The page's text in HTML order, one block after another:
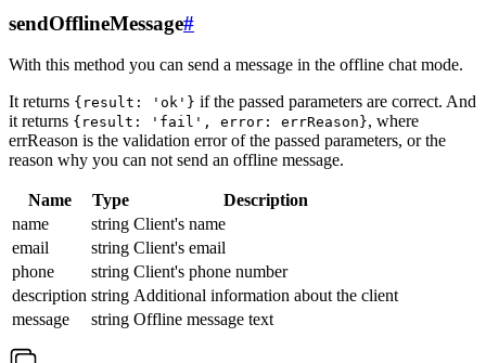
sendOfflineMessage#
With this method you can send a message in the offline chat mode.
It returns {result: 'ok'} if the passed parameters are correct. And
it returns {result: 'fail', error: errReason}, where
errReason is the validation error of the passed parameters, or the
reason why you can not send an offline message.
Name Type
Description
name
string Client's name
email
string Client's email
phone
string Client's phone number
description string Additional information about the client
message
string Offline message text